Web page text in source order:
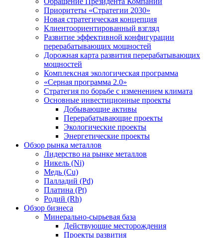
Приоритеты «Стратегии 2030»
Новая стратегическая концепция
Клиентоориентированный взгляд
Развитие эффективной конфигурации
перерабатывающих мощностей
Дорожная карта развития перерабатывающих
мощностей
Комплексная экологическая программа
«Серная программа 2.0»
Стратегия по борьбе с изменением климата
Основные инвестиционные проекты
Добывающие активы
Перерабатывающие проекты
Экологические проекты
Энергетические проекты
Обзор рынка металлов
Лидерство на рынке металлов
Никель (Ni)
Медь (Cu)
Палладий (Pd)
Платина (Pt)
Родий (Rh)
Обзор бизнеса
Минерально-сырьевая база
Действующие месторождения
Проекты развития